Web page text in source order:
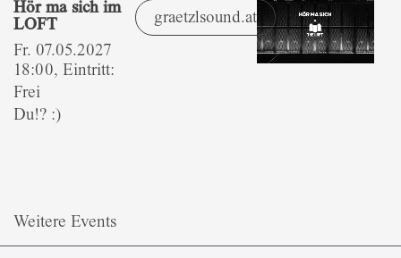
Hör ma sich im
LOFT
Fr. 07.05.2027
18:00, Eintritt:
Frei
Du!? :)
graetzlsound.at
Weitere Events